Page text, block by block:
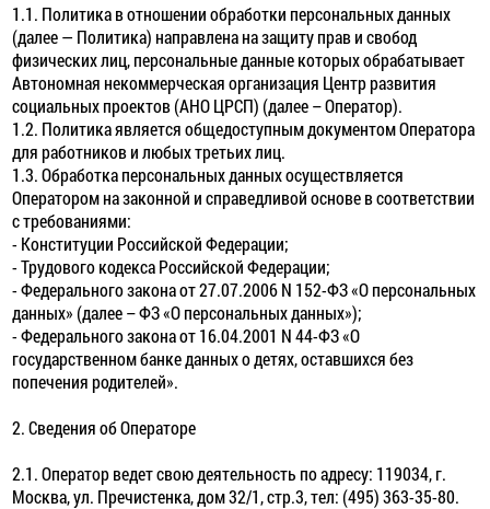
1.1. Политика в отношении обработки персональных данных
(далее — Политика) направлена на защиту прав и свобод
физических лиц, персональные данные которых обрабатывает
Автономная некоммерческая организация Центр развития
социальных проектов (АНО ЦРСП) (далее – Оператор).
1.2. Политика является общедоступным документом Оператора
для работников и любых третьих лиц.
1.3. Обработка персональных данных осуществляется
Оператором на законной и справедливой основе в соответствии
с требованиями:
- Конституции Российской Федерации;
- Трудового кодекса Российской Федерации;
- Федерального закона от 27.07.2006 N 152-ФЗ «О персональных
данных» (далее – ФЗ «О персональных данных»);
- Федерального закона от 16.04.2001 N 44-ФЗ «О
государственном банке данных о детях, оставшихся без
попечения родителей».
2. Сведения об Операторе
2.1. Оператор ведет свою деятельность по адресу: 119034, г.
Москва, ул. Пречистенка, дом 32/1, стр.3, тел: (495) 363-35-80.